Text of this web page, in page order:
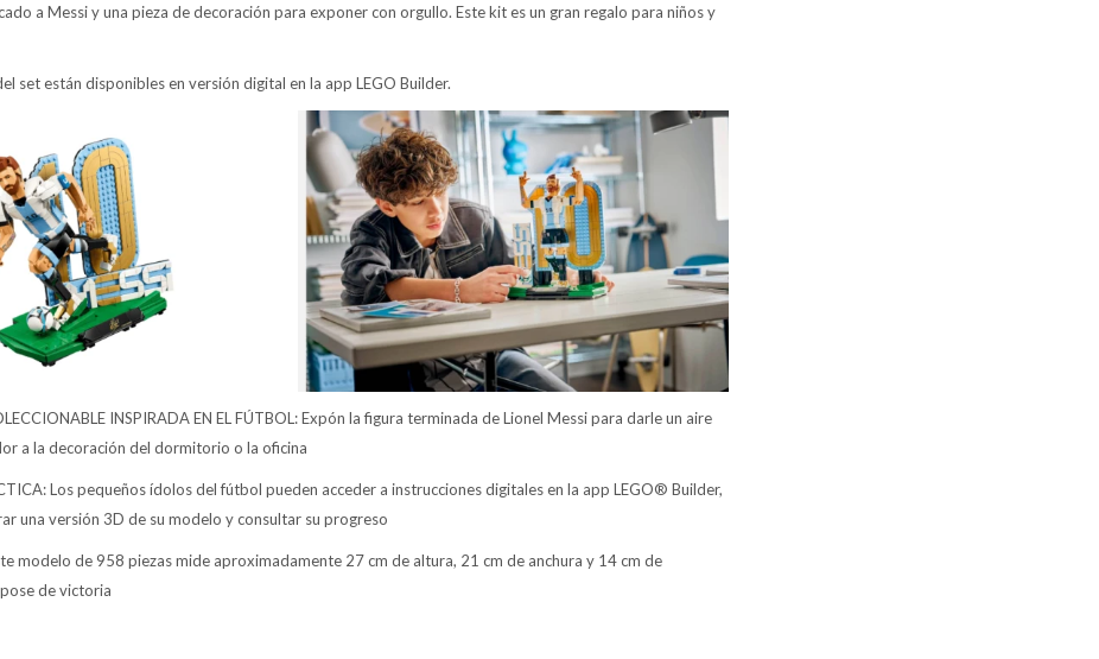
a Messi y una pieza de decoración para exponer con orgullo. Este kit es un gran regalo para niños y
set están disponibles en versión digital en la app LEGO Builder.
INSPIRADA EN EL FÚTBOL: Expón la figura terminada de Lionel Messi para darle un aire
a la decoración del dormitorio o la oficina
Los pequeños ídolos del fútbol pueden acceder a instrucciones digitales en la app LEGO® Builder,
una versión 3D de su modelo y consultar su progreso
modelo de 958 piezas mide aproximadamente 27 cm de altura, 21 cm de anchura y 14 cm de
de victoria